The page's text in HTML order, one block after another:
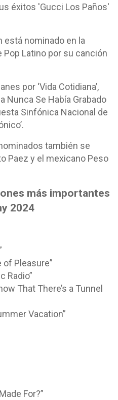
éxitos 'Gucci Los Paños'
está nominado en la
Latino por su canción
por ‘Vida Cotidiana’,
Nunca Se Había Grabado
Sinfónica Nacional de
también se
Paez y el mexicano Peso
más importantes
2024
of Pleasure”
Radio”
That There’s a Tunnel
Vacation”
For?”